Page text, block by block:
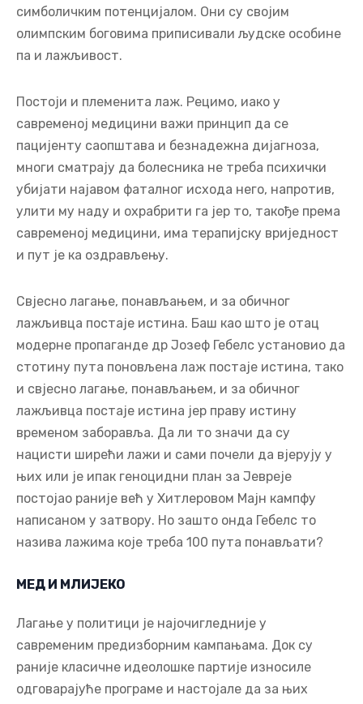
савременој медицини важи принцип да се
пацијенту саопштава и безнадежна дијагноза,
многи сматрају да болесника не треба психички
улити му наду и охрабрити га јер то, такође према
савременој медицини, има терапијску вриједност
и пут је ка оздрављењу.
Свјесно лагање, понављањем, и за обичног
лажљивца постаје истина. Баш као што је отац
модерне пропаганде др Јозеф Гебелс установио да
стотину пута поновљена лаж постаје истина, тако
лажљивца постаје истина јер праву истину
временом заборавља. Да ли то значи да су
нацисти ширећи лажи и сами почели да вјерују у
њих или је ипак геноцидни план за Јевреје
постојао раније већ у Хитлеровом Мајн кампфу
написаном у затвору. Но зашто онда Гебелс то
назива лажима које треба 100 пута понављати?
МЕД И МЛИЈЕКО
Лагање у политици је најочигледније у
савременим предизборним кампањама. Док су
одговарајуће програме и настојале да за њих
обратно: најприје изврше анкету о жељама
слушалаца па онда то ставе у своје програма. Зато
се обећања о меду и млијеку и разликују само у
нијансама. Черчил је почетком Другог свјетског